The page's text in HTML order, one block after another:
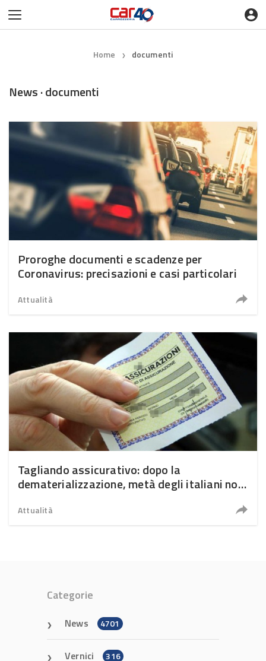
Home ❯ documenti
News · documenti
Proroghe documenti e scadenze per
Coronavirus: precisazioni e casi particolari
Attualità
Tagliando assicurativo: dopo la
dematerializzazione, metà degli italiani non
Attualità
Categorie
News 4701
Vernici 316